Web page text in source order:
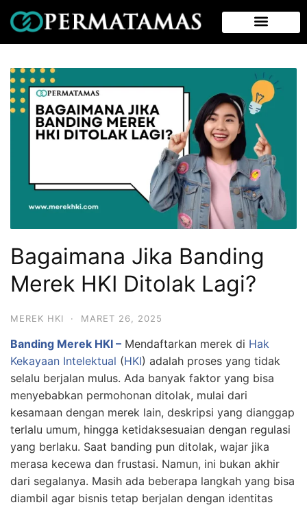
Bagaimana Jika Banding
Merek HKI Ditolak Lagi?
MEREK HKI · MARET 26, 2025
Banding Merek HKI – Mendaftarkan merek di Hak
Kekayaan Intelektual (HKI) adalah proses yang tidak
selalu berjalan mulus. Ada banyak faktor yang bisa
menyebabkan permohonan ditolak, mulai dari
kesamaan dengan merek lain, deskripsi yang dianggap
terlalu umum, hingga ketidaksesuaian dengan regulasi
yang berlaku. Saat banding pun ditolak, wajar jika
merasa kecewa dan frustasi. Namun, ini bukan akhir
dari segalanya. Masih ada beberapa langkah yang bisa
diambil agar bisnis tetap berjalan dengan identitas